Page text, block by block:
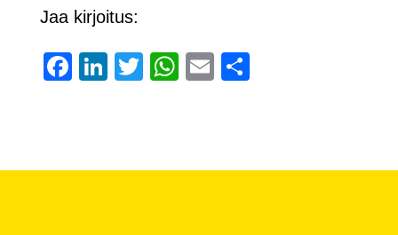
Jaa kirjoitus:
Facebook
LinkedIn
Twitter
WhatsApp
Email